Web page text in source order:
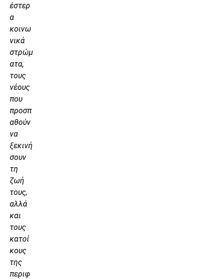
έστερ
α
κοινω
νικά
στρώμ
ατα,
τους
νέους
που
προσπ
αθούν
να
ξεκινή
σουν
τη
ζωή
τους,
αλλά
και
τους
κατοί
κους
της
περιφ